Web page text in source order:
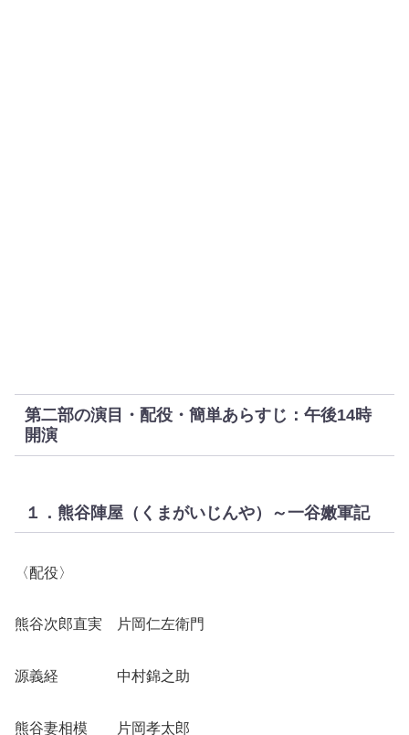
第二部の演目・配役・簡単あらすじ：午後14時
開演
１．熊谷陣屋（くまがいじんや）～一谷嫩軍記
〈配役〉
熊谷次郎直実 片岡仁左衛門
源義経 中村錦之助
熊谷妻相模 片岡孝太郎